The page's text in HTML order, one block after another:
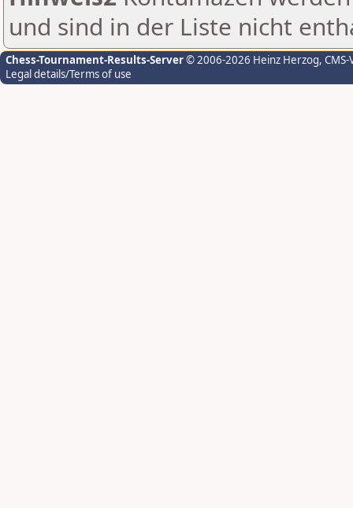
und sind in der Liste nicht
Chess-Tournament-Results-Server© 2006-2026 Heinz Herzog,
Legal details/Terms of use